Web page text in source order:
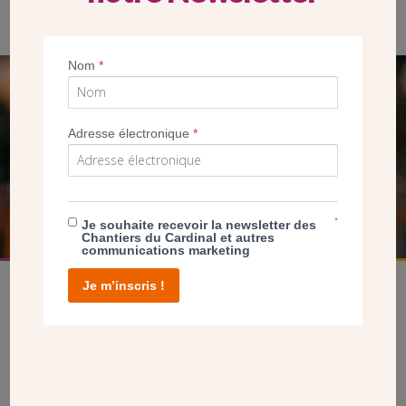
installé un poulailler sous l’escalier. (Crédit CDC)
SEUL VOTRE DON
NOUS PERMET D’AGIR
FAIRE UN DON
Nom*
Adresse électronique*
Je souhaite recevoir la newsletter des
Chantiers du Cardinal et autres
communications marketing
*
Je m’inscris !